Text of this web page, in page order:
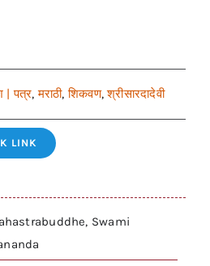
| पत्र,मराठी,शिकवण,श्रीसारदादेवी
LINK
Swami